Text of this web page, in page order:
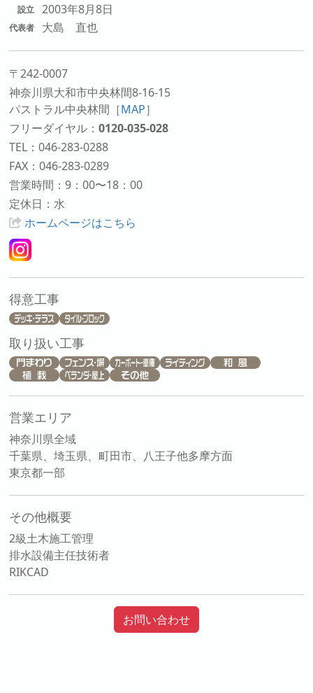
設立 2003年8月8日
代表者 大島 直也
〒242-0007
神奈川県大和市中央林間8-16-15
パストラル中央林間 ［MAP］
フリーダイヤル：0120-035-028
TEL：046-283-0288
FAX：046-283-0289
営業時間：9：00〜18：00
定休日：水
ホームページはこちら
得意工事
取り扱い工事
営業エリア
神奈川県全域
千葉県、埼玉県、町田市、八王子他多摩方面
東京都一部
その他概要
2級土木施工管理
排水設備主任技術者
RIKCAD
お問い合わせ